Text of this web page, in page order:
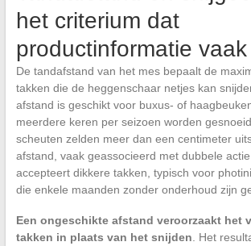
het criterium dat
productinformatie
De tandafstand van het mes bepaalt de
takken die de heggenschaar netjes kan
afstand is geschikt voor buxus- of
meerdere keren per seizoen worden
scheuten zelden meer dan een centimeter
afstand, vaak geassocieerd met dubbele actie
accepteert dikkere takken, typisch voor
die enkele maanden zonder onderhoud zijn
Een ongeschikte afstand veroorzaakt het
takken in plaats van het snijden . Het